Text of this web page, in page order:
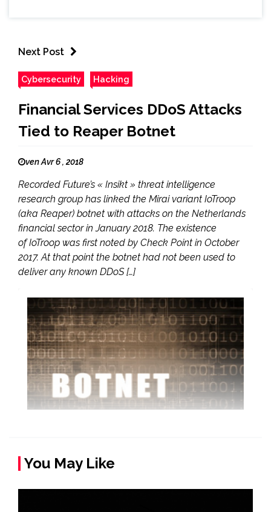
Next Post
Cybersecurity Hacking
Financial Services DDoS Attacks
Tied to Reaper Botnet
ven Avr 6 , 2018
Recorded Future’s « Insikt » threat intelligence
research group has linked the Mirai variant IoTroop
(aka Reaper) botnet with attacks on the Netherlands
financial sector in January 2018. The existence
of IoTroop was first noted by Check Point in October
2017. At that point the botnet had not been used to
deliver any known DDoS […]
You May Like